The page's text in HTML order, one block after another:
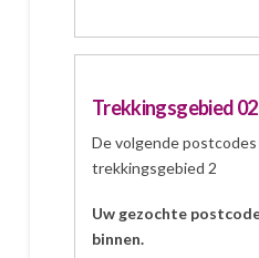
Trekkingsgebied
De volgende
trekkingsgebied 2
Uw gezochte
binnen.